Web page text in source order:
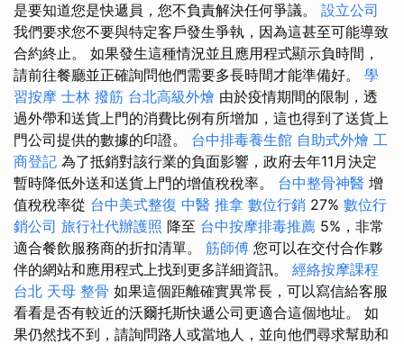
是要知道您是快遞員，您不負責解決任何爭議。 設立公司
我們要求您不要與特定客戶發生爭執，因為這甚至可能導致
合約終止。 如果發生這種情況並且應用程式顯示負時間，
請前往餐廳並正確詢問他們需要多長時間才能準備好。 學
習按摩 士林 撥筋 台北高級外燴 由於疫情期間的限制，透
過外帶和送貨上門的消費比例有所增加，這也得到了送貨上
門公司提供的數據的印證。 台中排毒養生館 自助式外燴 工
商登記 為了抵​​銷對該行業的負面影響，政府去年11月決定
暫時降低外送和送貨上門的增值稅稅率。 台中整骨神醫 增
值稅稅率從 台中美式整復 中醫 推拿 數位行銷 27% 數位行
銷公司 旅行社代辦護照 降至 台中按摩排毒推薦 5%，非常
適合餐飲服務商的折扣清單。 筋師傅 您可以在交付合作夥
伴的網站和應用程式上找到更多詳細資訊。 經絡按摩課程
台北 天母 整骨 如果這個距離確實異常長，可以寫信給客服
看看是否有較近的沃爾托斯快遞公司更適合這個地址。 如
果仍然找不到，請詢問路人或當地人，並向他們尋求幫助和